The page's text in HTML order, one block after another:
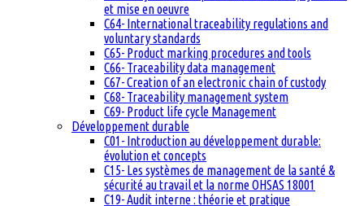
et mise en oeuvre
C64- International traceability regulations and
voluntary standards
C65- Product marking procedures and tools
C66- Traceability data management
C67- Creation of an electronic chain of custody
C68- Traceability management system
C69- Product life cycle Management
Développement durable
C01- Introduction au développement durable:
évolution et concepts
C15- Les systèmes de management de la santé &
sécurité au travail et la norme OHSAS 18001
C19- Audit interne : théorie et pratique